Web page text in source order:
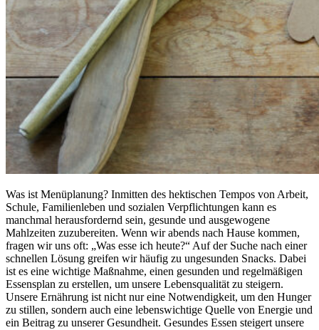
Was ist Menüplanung? Inmitten des hektischen Tempos von Arbeit,
Schule, Familienleben und sozialen Verpflichtungen kann es
manchmal herausfordernd sein, gesunde und ausgewogene
Mahlzeiten zuzubereiten. Wenn wir abends nach Hause kommen,
fragen wir uns oft: „Was esse ich heute?“ Auf der Suche nach einer
schnellen Lösung greifen wir häufig zu ungesunden Snacks. Dabei
ist es eine wichtige Maßnahme, einen gesunden und regelmäßigen
Essensplan zu erstellen, um unsere Lebensqualität zu steigern.
Unsere Ernährung ist nicht nur eine Notwendigkeit, um den Hunger
zu stillen, sondern auch eine lebenswichtige Quelle von Energie und
ein Beitrag zu unserer Gesundheit. Gesundes Essen steigert unsere